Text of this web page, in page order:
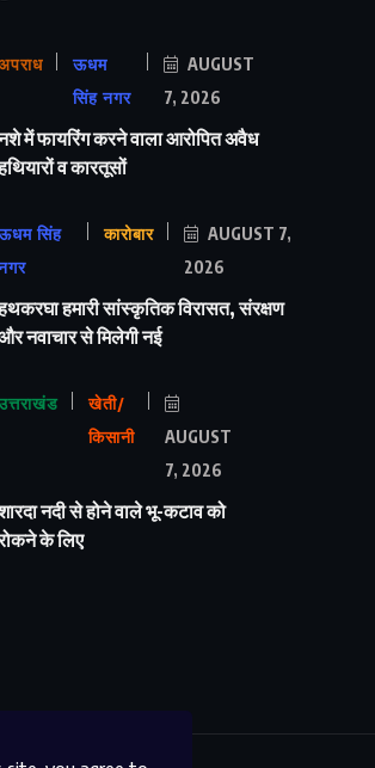
ऊधम
सिंह नगर
AUGUST
7, 2026
में फायरिंग करने वाला आरोपित अवैध
व कारतूसों
सिंह
कारोबार
AUGUST 7,
2026
हमारी सांस्कृतिक विरासत, संरक्षण
नवाचार से मिलेगी नई
खेती/
किसानी
AUGUST
7, 2026
नदी से होने वाले भू-कटाव को
के लिए